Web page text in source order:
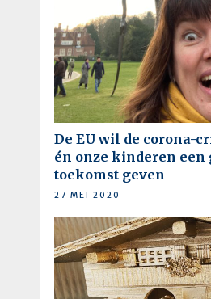
De EU wil de corona-
én onze kinderen een
toekomst geven
27 MEI 2020